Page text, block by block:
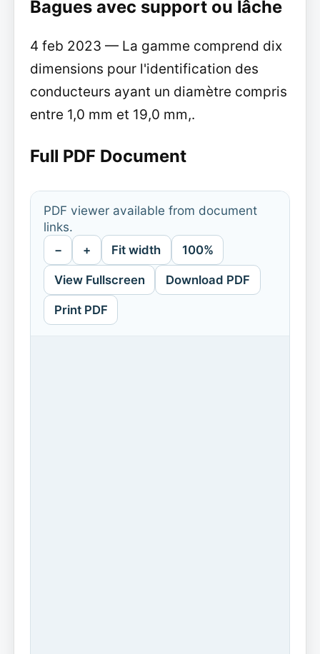
Bagues avec support ou lâche
4 feb 2023 — La gamme comprend dix
dimensions pour l'identification des
conducteurs ayant un diamètre compris
entre 1,0 mm et 19,0 mm,.
Full PDF Document
PDF viewer available from document
links.
− + Fit width 100%
View Fullscreen Download PDF
Print PDF